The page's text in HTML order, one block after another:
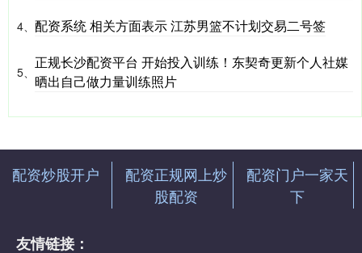
4、 配资系统 相关方面表示 江苏男篮不计划交易二号签
5、
正规长沙配资平台 开始投入训练！东契奇更新个人社媒
晒出自己做力量训练照片
配资炒股开户
配资正规网上炒
股配资
配资门户一家天
下
友情链接：